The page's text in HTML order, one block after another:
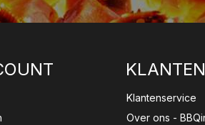
Klantenservice
Over ons -